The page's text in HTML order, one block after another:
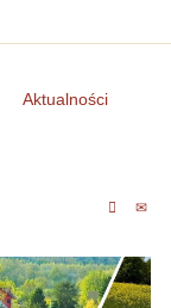
Aktualności